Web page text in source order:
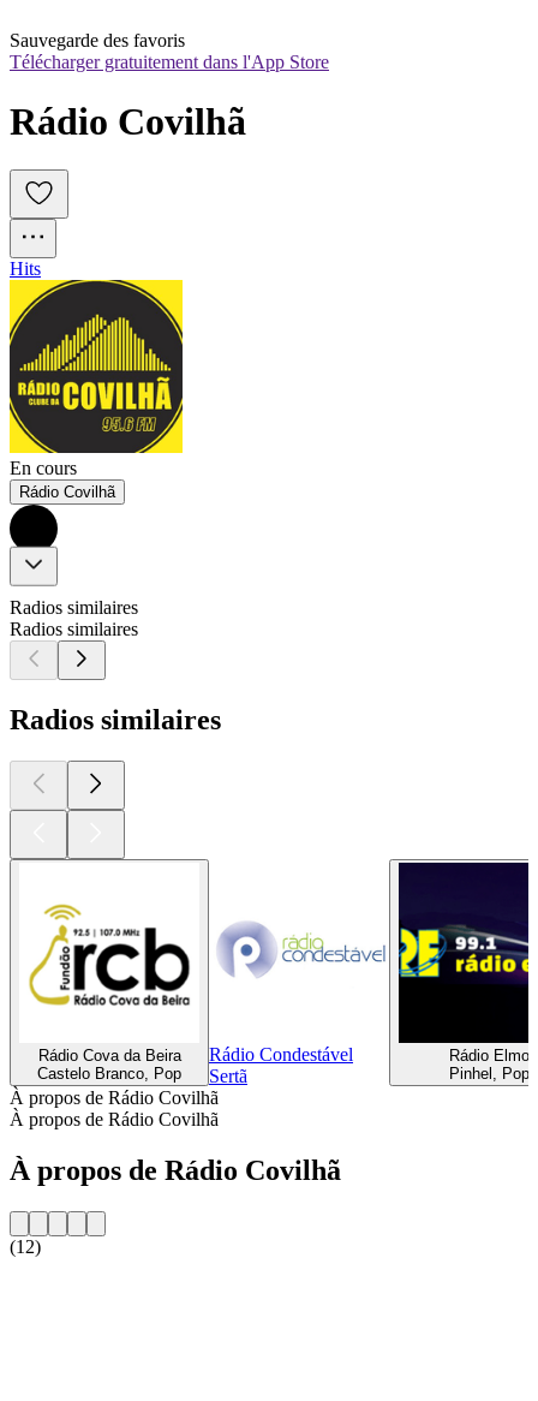
Sauvegarde des favoris
Télécharger gratuitement dans l'App Store
Rádio Covilhã
Hits
En cours
Rádio Covilhã
Radios similaires
Radios similaires
Radios similaires
Rádio Cova da Beira
Castelo Branco, Pop
Rádio Condestável
Sertã
Rádio Elmo
Pinhel, Pop
À propos de Rádio Covilhã
À propos de Rádio Covilhã
À propos de Rádio Covilhã
(12)